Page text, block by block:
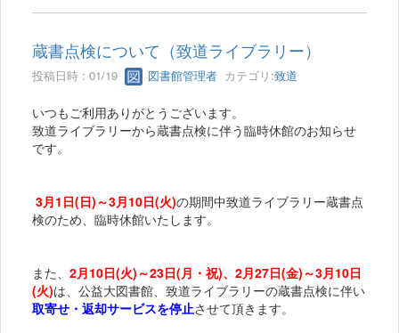
蔵書点検について（致道ライブラリー）
投稿日時 : 01/19 図書館管理者 カテゴリ:致道
いつもご利用ありがとうございます。
致道ライブラリーから蔵書点検に伴う臨時休館のお知らせ
です。
3月1日(日)～3月10日(火)の期間中致道ライブラリー蔵書点
検のため、臨時休館いたします。
また、 2月10日(火)～23日(月・祝)、2月27日(金)～3月10日
(火)は、公益大図書館、致道ライブラリーの蔵書点検に伴い
取寄せ・返却サービスを停止させて頂きます。